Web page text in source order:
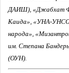
ДАИШ), «Джабхат
Каида», «УНА-
народа»,
им. Степана
(ОУН).